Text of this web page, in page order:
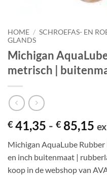
HOME / SCHROEFAS- EN
GLANDS
Michigan
metrisch |
€ 41,35 - € 85,15
€
Michigan AquaLube
en inch buitenmaat |
koop in de webshop van